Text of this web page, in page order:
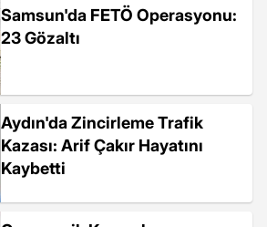
Samsun'da FETÖ Operasyonu:
23 Gözaltı
Aydın'da Zincirleme Trafik
Kazası: Arif Çakır Hayatını
Kaybetti